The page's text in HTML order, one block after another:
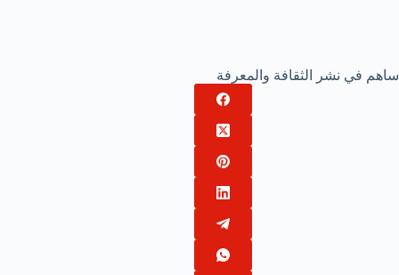
ساهم في نشر الثقافة والمعرفة